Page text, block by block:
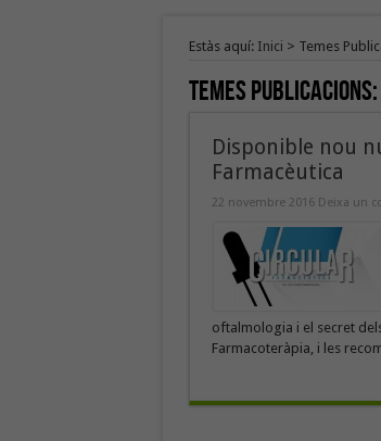
Estàs aquí: Inici > Temes
Temes Publicacions:
Disponible nou
Farmacèutica
22 novembre 2016 Deixa un
oftalmologia i el secret
Farmacoteràpia, i les